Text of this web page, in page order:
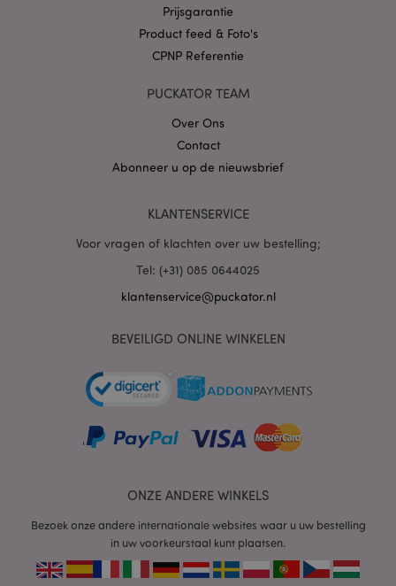
Prijsgarantie
Product feed & Foto's
CPNP Referentie
PUCKATOR TEAM
Over Ons
Contact
Abonneer u op de nieuwsbrief
KLANTENSERVICE
Voor vragen of klachten over uw bestelling;
Tel: (+31) 085 0644025
klantenservice@puckator.nl
BEVEILIGD ONLINE WINKELEN
ONZE ANDERE WINKELS
Bezoek onze andere internationale websites waar u uw bestelling
in uw voorkeurstaal kunt plaatsen.
mage-cache-storage
mage-cache-sessid
Adobe Inc.
www.puckator.nl
_GRECAPTCHA
Google LLC
www.google.com
Privacybeleid van